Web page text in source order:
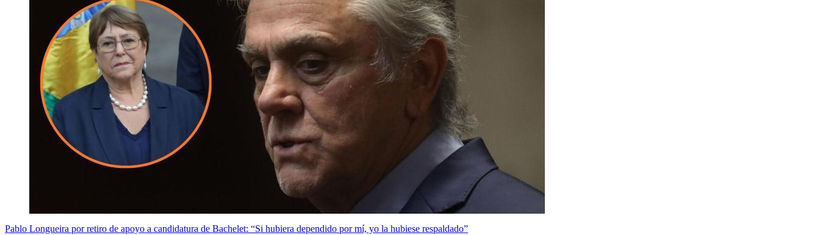
Pablo Longueira por retiro de apoyo a candidatura de Bachelet: “Si hubiera dependido por mí, yo la hubiese respaldado”